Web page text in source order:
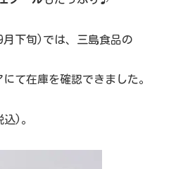
月下旬)では、三島食品の
て在庫を確認できました。
込)。